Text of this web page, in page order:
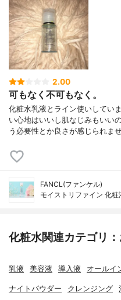
2.00
可もなく不可もなく。
化粧水乳液とライン使いしてい
い心地はいいし肌なじみもいい
う必要性とか良さが感じられま
FANCL(ファンケル)
モイストリファイン 化粧
化粧水関連カテゴリ
乳液 美容液 導入液 オールイ
ナイトパウダー クレンジング